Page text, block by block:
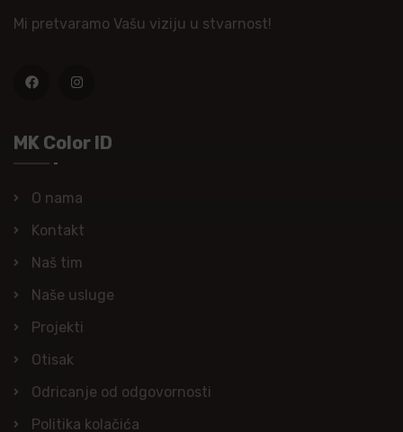
Mi pretvaramo Vašu viziju u stvarnost!
MK Color ID
O nama
Kontakt
Naš tim
Naše usluge
Projekti
Otisak
Odricanje od odgovornosti
Politika kolačića